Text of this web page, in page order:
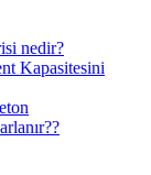
nedir?
Kapasitesini